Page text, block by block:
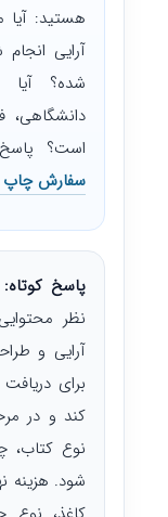
هستید: آیا
آرایی
شده؟
دانشگاهی،
است؟
سفارش چاپ
پاسخ کوتاه:
نظر
آرایی و
برای
کند و در
نوع کتاب،
شود. هزینه